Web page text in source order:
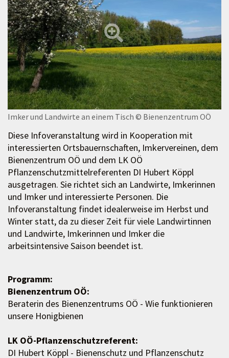
Imker und Landwirte an einem Tisch © Bienenzentrum OÖ
Diese Infoveranstaltung wird in Kooperation mit
interessierten Ortsbauernschaften, Imkervereinen, dem
Bienenzentrum OÖ und dem LK OÖ
Pflanzenschutzmittelreferenten DI Hubert Köppl
ausgetragen. Sie richtet sich an Landwirte, Imkerinnen
und Imker und interessierte Personen. Die
Infoveranstaltung findet idealerweise im Herbst und
Winter statt, da zu dieser Zeit für viele Landwirtinnen
und Landwirte, Imkerinnen und Imker die
arbeitsintensive Saison beendet ist.
Programm:
Bienenzentrum OÖ:
Beraterin des Bienenzentrums OÖ - Wie funktionieren
unsere Honigbienen
LK OÖ-Pflanzenschutzreferent:
DI Hubert Köppl - Bienenschutz und Pflanzenschutz